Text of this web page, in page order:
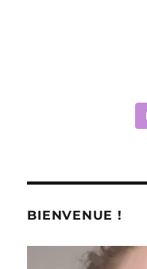
BIENVENUE !